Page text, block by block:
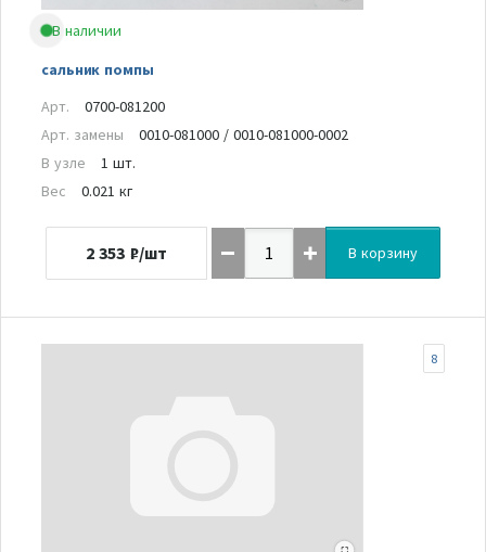
В наличии
сальник помпы
Арт.
0700-081200
Арт. замены
0010-081000 / 0010-081000-0002
В узле
1 шт.
Вес
0.021 кг
2 353 ₽/шт В корзину
8